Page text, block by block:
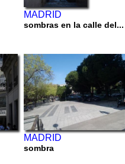
MADRID
sombras en la calle del...
MADRID
sombra